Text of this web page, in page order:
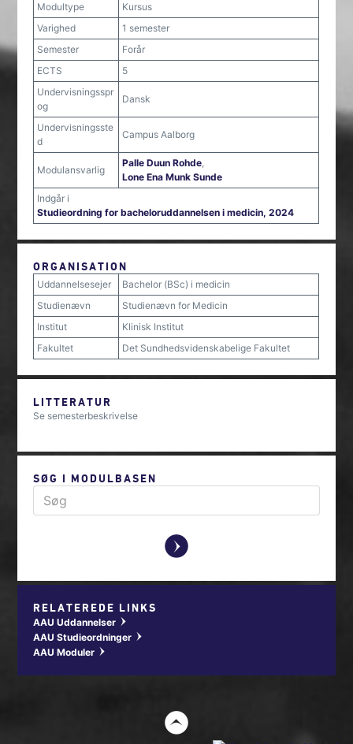
Modultype
Kursus
Varighed
1 semester
Semester
Forår
ECTS
5
Undervisningsspr
og
Dansk
Undervisningsste
d
Campus Aalborg
Modulansvarlig
Palle Duun Rohde,
Lone Ena Munk Sunde
Indgår i
Studieordning for bacheloruddannelsen i medicin, 2024
ORGANISATION
Uddannelsesejer
Bachelor (BSc) i medicin
Studienævn
Studienævn for Medicin
Institut
Klinisk Institut
Fakultet
Det Sundhedsvidenskabelige Fakultet
LITTERATUR
Se semesterbeskrivelse
SØG I MODULBASEN
y
RELATEREDE LINKS
AAU Uddannelser w
AAU Studieordninger w
AAU Moduler w
t